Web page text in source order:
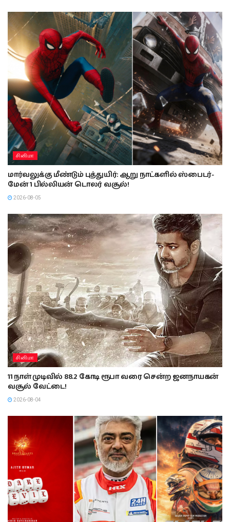
சினிமா
மார்வலுக்கு மீண்டும் புத்துயிர்: ஆறு நாட்களில் ஸ்பைடர்-
மேன் 1 பில்லியன் டொலர் வசூல்!
2026-08-05
சினிமா
11 நாள் முடிவில் 88.2 கோடி ரூபா வரை சென்ற ஜனநாயகன்
வசூல் வேட்டை!
2026-08-04